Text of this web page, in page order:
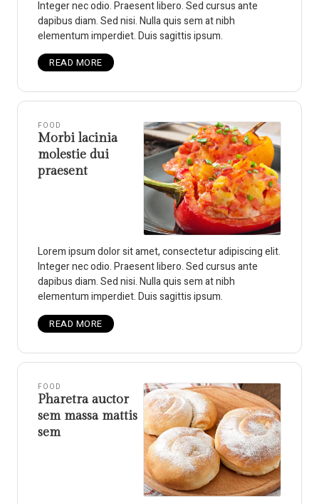
Integer nec odio. Praesent libero. Sed cursus ante
dapibus diam. Sed nisi. Nulla quis sem at nibh
elementum imperdiet. Duis sagittis ipsum.
READ MORE
FOOD
Morbi lacinia
molestie dui
praesent
Lorem ipsum dolor sit amet, consectetur adipiscing elit.
Integer nec odio. Praesent libero. Sed cursus ante
dapibus diam. Sed nisi. Nulla quis sem at nibh
elementum imperdiet. Duis sagittis ipsum.
READ MORE
FOOD
Pharetra auctor
sem massa mattis
sem